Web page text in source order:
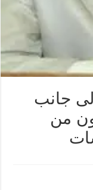
جانب
من